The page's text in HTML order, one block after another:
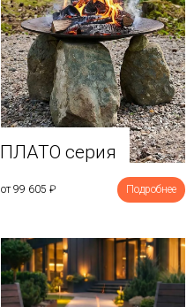
ПЛАТО серия
от 99 605 ₽ Подробнее